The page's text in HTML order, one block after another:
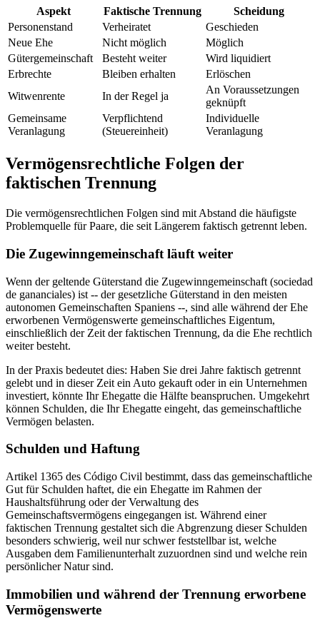
Aspekt Faktische Trennung
Scheidung
Personenstand
Verheiratet
Geschieden
Neue Ehe
Nicht möglich
Möglich
Gütergemeinschaft
Besteht weiter
Wird liquidiert
Erbrechte
Bleiben erhalten
Erlöschen
Witwenrente
In der Regel ja
An Voraussetzungen
geknüpft
Gemeinsame
Veranlagung
Verpflichtend
(Steuereinheit)
Individuelle
Veranlagung
Vermögensrechtliche Folgen der
faktischen Trennung
Die vermögensrechtlichen Folgen sind mit Abstand die häufigste
Problemquelle für Paare, die seit Längerem faktisch getrennt leben.
Die Zugewinngemeinschaft läuft weiter
Wenn der geltende Güterstand die Zugewinngemeinschaft (sociedad
de gananciales) ist -- der gesetzliche Güterstand in den meisten
autonomen Gemeinschaften Spaniens --, sind alle während der Ehe
erworbenen Vermögenswerte gemeinschaftliches Eigentum,
einschließlich der Zeit der faktischen Trennung, da die Ehe rechtlich
weiter besteht.
In der Praxis bedeutet dies: Haben Sie drei Jahre faktisch getrennt
gelebt und in dieser Zeit ein Auto gekauft oder in ein Unternehmen
investiert, könnte Ihr Ehegatte die Hälfte beanspruchen. Umgekehrt
können Schulden, die Ihr Ehegatte eingeht, das gemeinschaftliche
Vermögen belasten.
Schulden und Haftung
Artikel 1365 des Código Civil bestimmt, dass das gemeinschaftliche
Gut für Schulden haftet, die ein Ehegatte im Rahmen der
Haushaltsführung oder der Verwaltung des
Gemeinschaftsvermögens eingegangen ist. Während einer
faktischen Trennung gestaltet sich die Abgrenzung dieser Schulden
besonders schwierig, weil nur schwer feststellbar ist, welche
Ausgaben dem Familienunterhalt zuzuordnen sind und welche rein
persönlicher Natur sind.
Immobilien und während der Trennung erworbene
Vermögenswerte